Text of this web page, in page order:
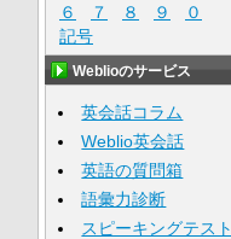
６
７ ８ ９
０
記号
Weblioのサービス
英会話コラム
Weblio英会話
英語の質問箱
語彙力診断
スピーキングテスト